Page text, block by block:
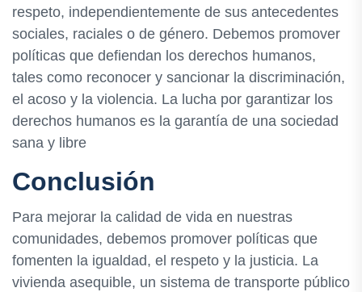
respeto, independientemente de sus antecedentes
sociales, raciales o de género. Debemos promover
políticas que defiendan los derechos humanos,
tales como reconocer y sancionar la discriminación,
el acoso y la violencia. La lucha por garantizar los
derechos humanos es la garantía de una sociedad
sana y libre
Conclusión
Para mejorar la calidad de vida en nuestras
comunidades, debemos promover políticas que
fomenten la igualdad, el respeto y la justicia. La
vivienda asequible, un sistema de transporte público